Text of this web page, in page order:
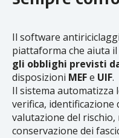
Il software
piattaforma che aiuta
gli obblighi previsti
disposizioni MEFe UIF.
Il sistema automatizza
verifica,
valutazione del
conservazione dei